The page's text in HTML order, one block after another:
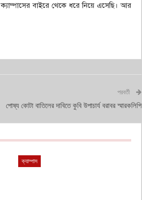
বাইরে থেকে ধরে নিয়ে এসেছি। আর
পরবর্তী
পোষ্য কোটা বাতিলের দাবিতে কুবি উপাচার্য বরাবর স্মারকলিপি
ক্যাম্পাস